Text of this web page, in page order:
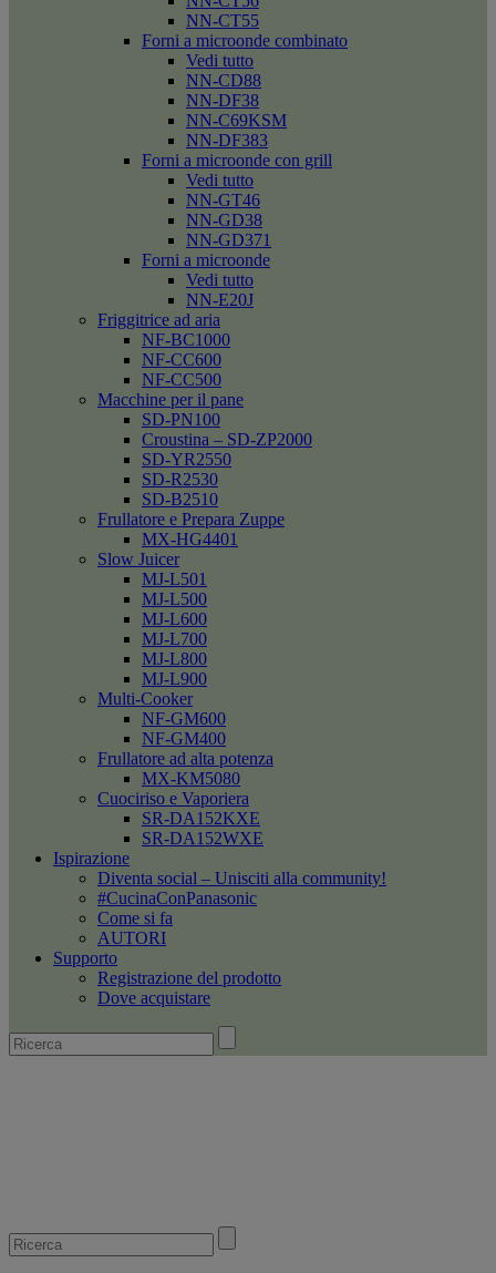
NN-CT55
Forni a microonde combinato
Vedi tutto
NN-CD88
NN-DF38
NN-C69KSM
NN-DF383
Forni a microonde con grill
Vedi tutto
NN-GT46
NN-GD38
NN-GD371
Forni a microonde
Vedi tutto
NN-E20J
Friggitrice ad aria
NF-BC1000
NF-CC600
NF-CC500
Macchine per il pane
SD-PN100
Croustina – SD-ZP2000
SD-YR2550
SD-R2530
SD-B2510
Frullatore e Prepara Zuppe
MX-HG4401
Slow Juicer
MJ-L501
MJ-L500
MJ-L600
MJ-L700
MJ-L800
MJ-L900
Multi-Cooker
NF-GM600
NF-GM400
Frullatore ad alta potenza
MX-KM5080
Cuociriso e Vaporiera
SR-DA152KXE
SR-DA152WXE
Ispirazione
Diventa social – Unisciti alla community!
#CucinaConPanasonic
Come si fa
AUTORI
Supporto
Registrazione del prodotto
Dove acquistare